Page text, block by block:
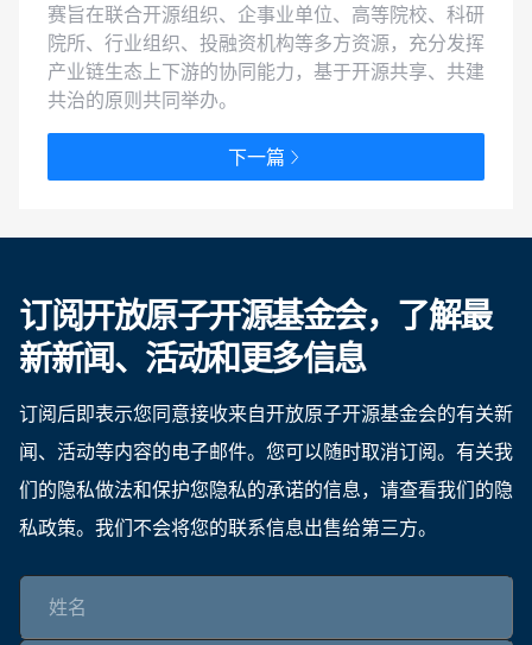
赛旨在联合开源组织、企事业单位、高等院校、科研
院所、行业组织、投融资机构等多方资源，充分发挥
产业链生态上下游的协同能力，基于开源共享、共建
共治的原则共同举办。
下一篇
订阅开放原子开源基金会，了解最
新新闻、活动和更多信息
订阅后即表示您同意接收来自开放原子开源基金会的有关新
闻、活动等内容的电子邮件。您可以随时取消订阅。有关我
们的隐私做法和保护您隐私的承诺的信息，请查看我们的隐
私政策。我们不会将您的联系信息出售给第三方。